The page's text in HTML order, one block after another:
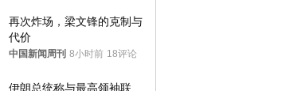
再次炸场，梁文锋的克制与
代价
中国新闻周刊 8小时前 18评论
伊朗总统称与最高领袖联